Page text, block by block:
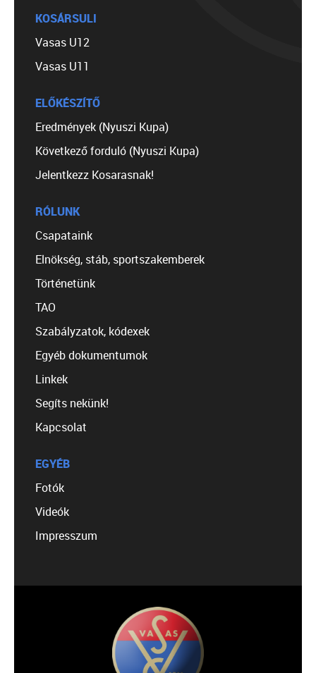
KOSÁRSULI
Vasas U12
Vasas U11
ELŐKÉSZÍTŐ
Eredmények (Nyuszi Kupa)
Következő forduló (Nyuszi Kupa)
Jelentkezz Kosarasnak!
RÓLUNK
Csapataink
Elnökség, stáb, sportszakemberek
Történetünk
TAO
Szabályzatok, kódexek
Egyéb dokumentumok
Linkek
Segíts nekünk!
Kapcsolat
EGYÉB
Fotók
Videók
Impresszum